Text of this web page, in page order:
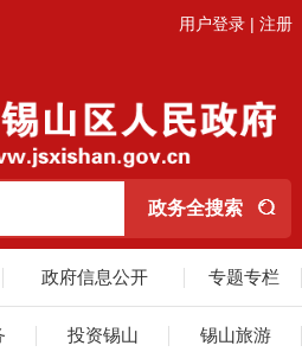
用户登录 | 注册
政府信息公开 专题专栏
投资锡山 锡山旅游